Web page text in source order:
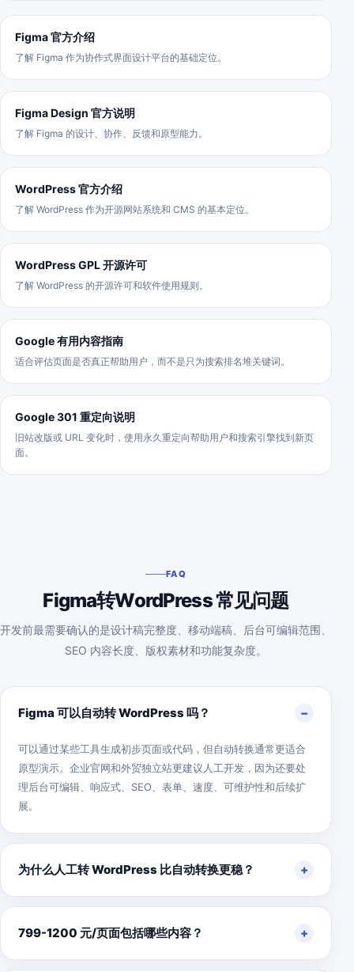
Figma 官方介绍
了解 Figma 作为协作式界面设计平台的基础定位。
Figma Design 官方说明
了解 Figma 的设计、协作、反馈和原型能力。
WordPress 官方介绍
了解 WordPress 作为开源网站系统和 CMS 的基本定位。
WordPress GPL 开源许可
了解 WordPress 的开源许可和软件使用规则。
Google 有用内容指南
适合评估页面是否真正帮助用户，而不是只为搜索排名堆关键词。
Google 301 重定向说明
旧站改版或 URL 变化时，使用永久重定向帮助用户和搜索引擎找到新页
面。
FAQ
Figma转WordPress 常见问题
开发前最需要确认的是设计稿完整度、移动端稿、后台可编辑范围、
SEO 内容长度、版权素材和功能复杂度。
Figma 可以自动转 WordPress 吗？
可以通过某些工具生成初步页面或代码，但自动转换通常更适合
原型演示。企业官网和外贸独立站更建议人工开发，因为还要处
理后台可编辑、响应式、SEO、表单、速度、可维护性和后续扩
展。
为什么人工转 WordPress 比自动转换更稳？
799-1200 元/页面包括哪些内容？